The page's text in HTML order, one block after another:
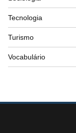
Tecnologia
Turismo
Vocabulário